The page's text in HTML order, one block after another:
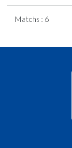
Matchs : 6